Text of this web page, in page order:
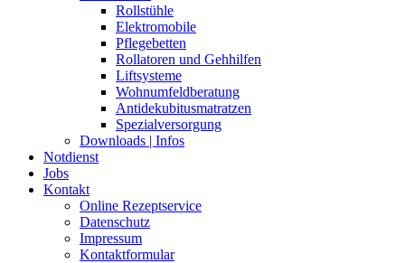
Rollstühle
Elektromobile
Pflegebetten
Rollatoren und Gehhilfen
Liftsysteme
Wohnumfeldberatung
Antidekubitusmatratzen
Spezialversorgung
Downloads | Infos
Notdienst
Jobs
Kontakt
Online Rezeptservice
Datenschutz
Impressum
Kontaktformular